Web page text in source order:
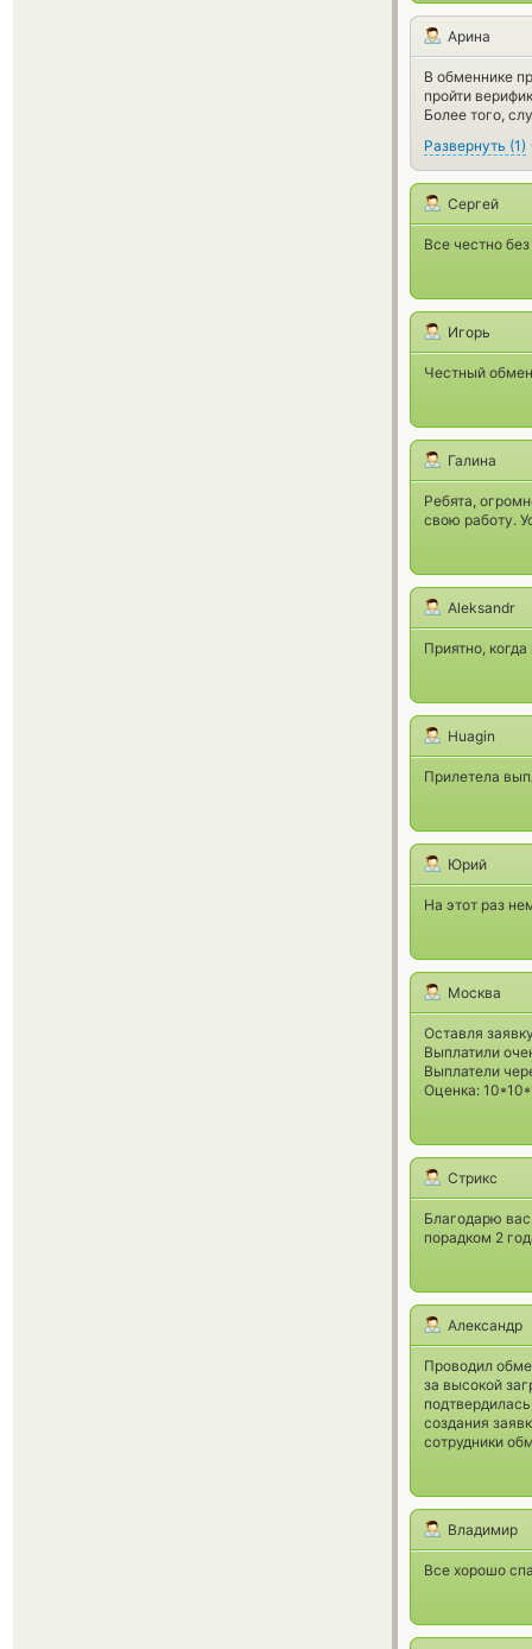
Арина
В обменнике
пройти
Более того,
Развернуть (1)
Сергей
Все честно
Игорь
Честный
Галина
Ребята,
свою работу.
Aleksandr
Приятно,
Huagin
Прилетела
Юрий
На этот раз
Москва
Оставля
Выплатили
Выплатели
Оценка:
Стрикс
Благодарю
порадком 2
Александр
Проводил
за высокой
создания
сотрудники
Владимир
Все хорошо